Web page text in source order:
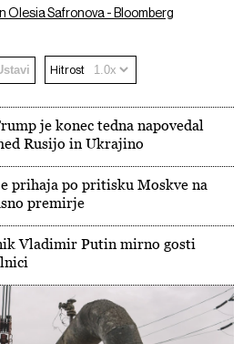
Olesia Safronova - Bloomberg
Hitrost
je konec tedna napovedal
Rusijo in Ukrajino
prihaja po pritisku Moskve na
premirje
Vladimir Putin mirno gosti